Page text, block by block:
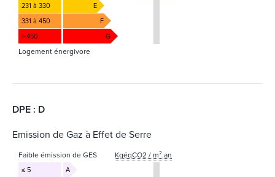
231 à 330
E
331 à 450
F
> 450
G
Logement énergivore
DPE : D
Emission de Gaz à Effet de Serre
Faible émission de GES KgéqCO2 / m².an
≤ 5
A